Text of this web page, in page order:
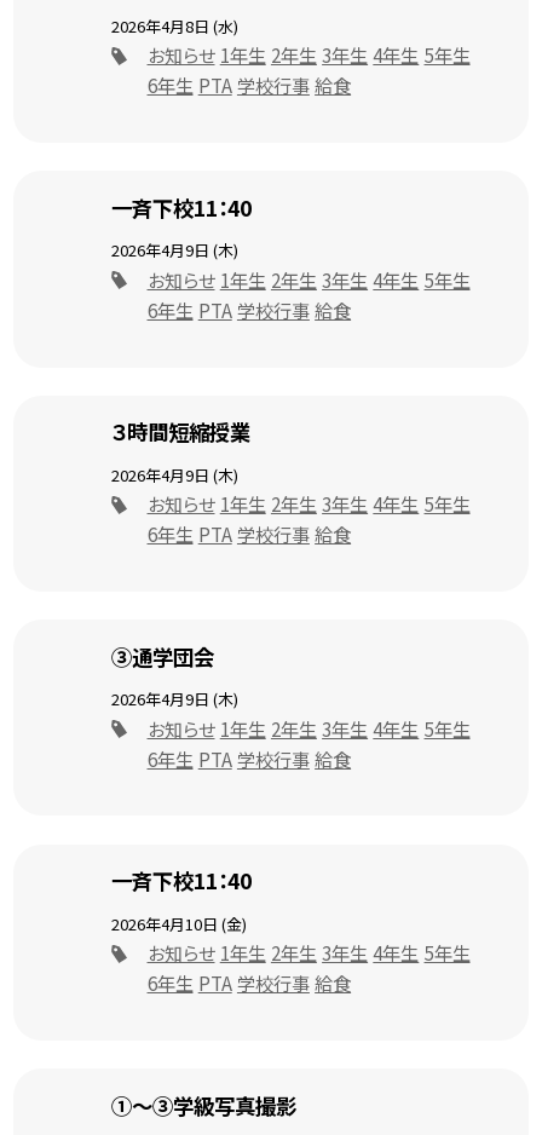
2026年4月8日 (水)
お知らせ 1年生 2年生 3年生 4年生 5年生
6年生 PTA学校行事給食
一斉下校11：40
2026年4月9日 (木)
お知らせ 1年生 2年生 3年生 4年生 5年生
6年生 PTA学校行事給食
３時間短縮授業
2026年4月9日 (木)
お知らせ 1年生 2年生 3年生 4年生 5年生
6年生 PTA学校行事給食
③通学団会
2026年4月9日 (木)
お知らせ 1年生 2年生 3年生 4年生 5年生
6年生 PTA学校行事給食
一斉下校11：40
2026年4月10日 (金)
お知らせ 1年生 2年生 3年生 4年生 5年生
6年生 PTA学校行事給食
①～③学級写真撮影